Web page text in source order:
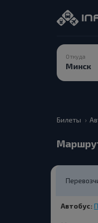
Откуда
Билеты
Автобус: